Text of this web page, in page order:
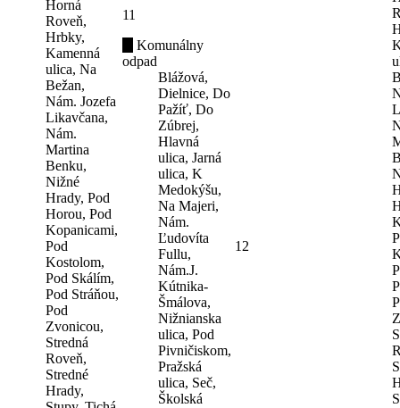
Horná
Roveň,
Hrbky,
Kamenná
ulica, Na
Bežan,
Nám. Jozefa
Likavčana,
Nám.
Martina
Benku,
Nižné
Hrady, Pod
Horou, Pod
Kopanicami,
Pod
Kostolom,
Pod Skálím,
Pod Stráňou,
Pod
Zvonicou,
Stredná
Roveň,
Stredné
Hrady,
11
Komunálny
odpad
Blážová,
Dielnice, Do
Pažíť, Do
Zúbrej,
Hlavná
ulica, Jarná
ulica, K
Medokýšu,
Na Majeri,
Nám.
Ľudovíta
Fullu,
Nám.J.
Kútnika-
Šmálova,
Nižnianska
ulica, Pod
Pivničiskom,
Pražská
ulica, Seč,
Školská
12